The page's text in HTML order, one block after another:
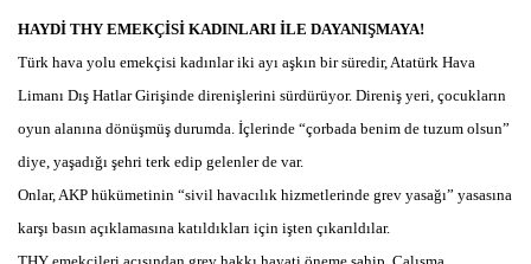
HAYDİ THY EMEKÇİSİ KADINLARI İLE DAYANIŞMAYA!
Türk hava yolu emekçisi kadınlar iki ayı aşkın bir süredir, Atatürk Hava
Limanı Dış Hatlar Girişinde direnişlerini sürdürüyor. Direniş yeri, çocukların
oyun alanına dönüşmüş durumda. İçlerinde “çorbada benim de tuzum olsun”
diye, yaşadığı şehri terk edip gelenler de var.
Onlar, AKP hükümetinin “sivil havacılık hizmetlerinde grev yasağı” yasasına
karşı basın açıklamasına katıldıkları için işten çıkarıldılar.